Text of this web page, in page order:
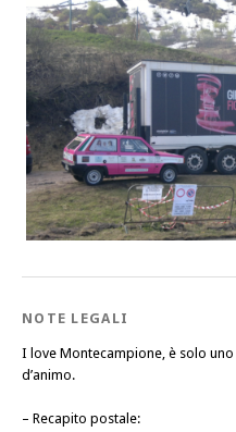
NOTE LEGALI
I love Montecampione, è solo
d’animo.
– Recapito postale: